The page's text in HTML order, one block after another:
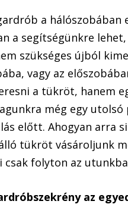
a hálószobában
a segítségünkre
szükséges újból
vagy az
a tükröt, hanem
még egy
előtt. Ahogyan arra
tükröt vásároljunk
csak folyton az
az